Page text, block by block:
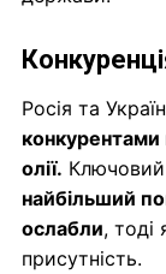
Росія та
конкурентами
олії.
найбільший
ослабли,
присутність.